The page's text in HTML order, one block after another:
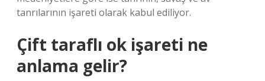
tanrılarının işareti olarak kabul ediliyor.
Çift taraflı ok işareti ne
anlama gelir?